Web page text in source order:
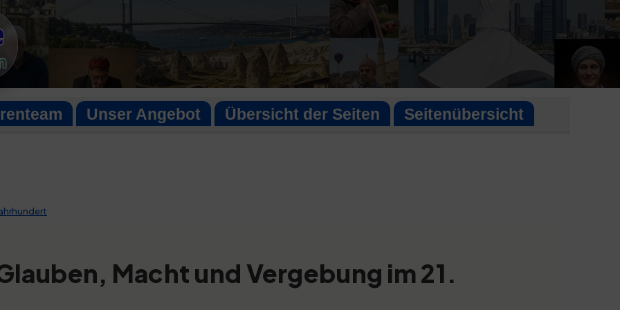
Unser Angebot Übersicht der Seiten Seitenübersicht
Macht und Vergebung im 21.